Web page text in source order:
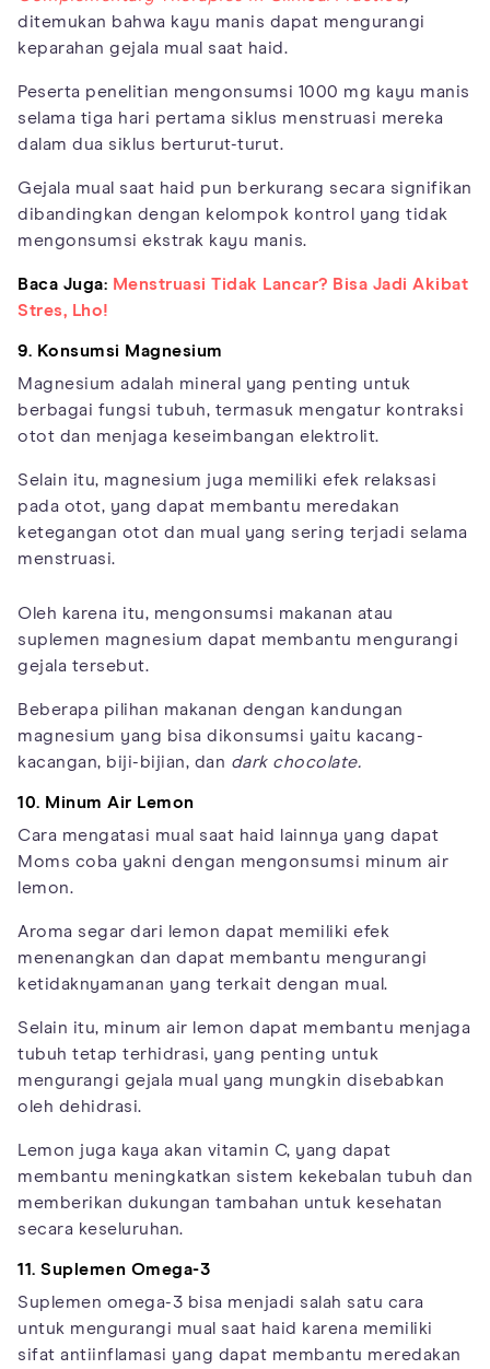
ditemukan bahwa kayu manis dapat mengurangi
keparahan gejala mual saat haid.
Peserta penelitian mengonsumsi 1000 mg kayu manis
selama tiga hari pertama siklus menstruasi mereka
dalam dua siklus berturut-turut.
Gejala mual saat haid pun berkurang secara signifikan
dibandingkan dengan kelompok kontrol yang tidak
mengonsumsi ekstrak kayu manis.
Baca Juga: Menstruasi Tidak Lancar? Bisa Jadi Akibat
Stres, Lho!
9. Konsumsi Magnesium
Magnesium adalah mineral yang penting untuk
berbagai fungsi tubuh, termasuk mengatur kontraksi
otot dan menjaga keseimbangan elektrolit.
Selain itu, magnesium juga memiliki efek relaksasi
pada otot, yang dapat membantu meredakan
ketegangan otot dan mual yang sering terjadi selama
menstruasi.
Oleh karena itu, mengonsumsi makanan atau
suplemen magnesium dapat membantu mengurangi
gejala tersebut.
Beberapa pilihan makanan dengan kandungan
magnesium yang bisa dikonsumsi yaitu kacang-
kacangan, biji-bijian, dan dark chocolate.
10. Minum Air Lemon
Cara mengatasi mual saat haid lainnya yang dapat
Moms coba yakni dengan mengonsumsi minum air
lemon.
Aroma segar dari lemon dapat memiliki efek
menenangkan dan dapat membantu mengurangi
ketidaknyamanan yang terkait dengan mual.
Selain itu, minum air lemon dapat membantu menjaga
tubuh tetap terhidrasi, yang penting untuk
mengurangi gejala mual yang mungkin disebabkan
oleh dehidrasi.
Lemon juga kaya akan vitamin C, yang dapat
membantu meningkatkan sistem kekebalan tubuh dan
memberikan dukungan tambahan untuk kesehatan
secara keseluruhan.
11. Suplemen Omega-3
Suplemen omega-3 bisa menjadi salah satu cara
untuk mengurangi mual saat haid karena memiliki
sifat antiinflamasi yang dapat membantu meredakan